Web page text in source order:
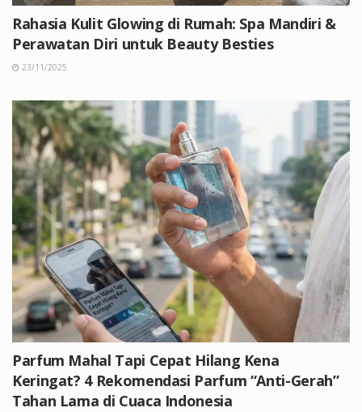
Rahasia Kulit Glowing di Rumah: Spa Mandiri &
Perawatan Diri untuk Beauty Besties
23/11/2025
Parfum Mahal Tapi Cepat Hilang Kena
Keringat? 4 Rekomendasi Parfum “Anti-Gerah”
Tahan Lama di Cuaca Indonesia